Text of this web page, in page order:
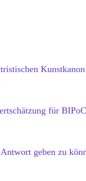
für
geben zu